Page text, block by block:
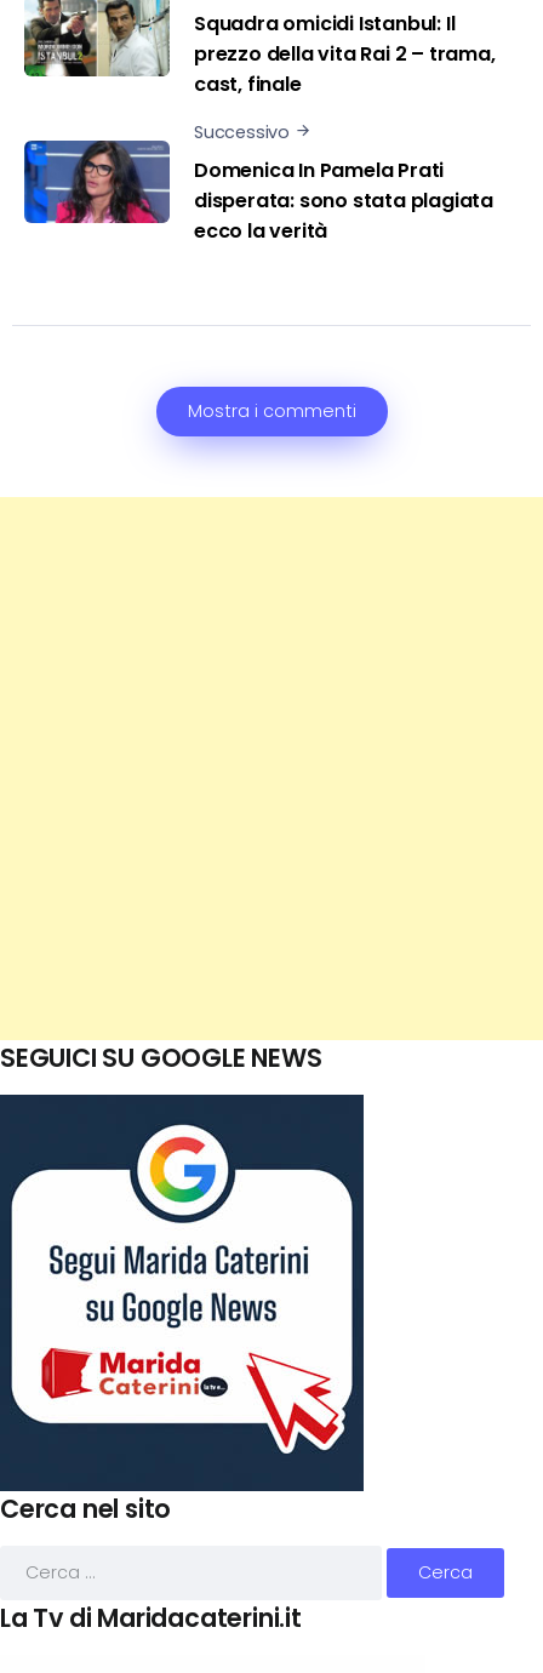
Squadra omicidi Istanbul: Il
prezzo della vita Rai 2 – trama,
cast, finale
Successivo
Domenica In Pamela Prati
disperata: sono stata plagiata
ecco la verità
Mostra i commenti
SEGUICI SU GOOGLE NEWS
Cerca nel sito
La Tv di Maridacaterini.it